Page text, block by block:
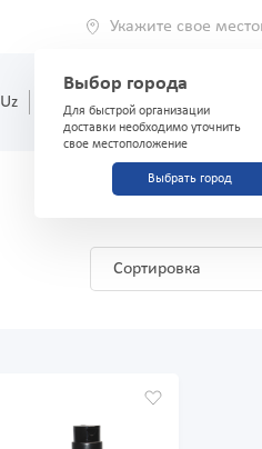
Укажите свое
Выбор города
Для быстрой организации
доставки необходимо уточнить
свое местоположение
Выбрать город
Uz (71) 200-03-03
Сортировка